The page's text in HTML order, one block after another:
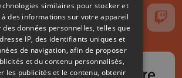
FaceBook
nous sur Instagram
Suivez-nous sur TikTokSuivez-nous sur YouTube
Suivez-nous
similaires pour stocker et
des informations sur votre appareil
données personnelles, telles que
IP, des identifiants uniques et
de navigation, afin de proposer
et du contenu personnalisés,
les publicités et le contenu, obtenir